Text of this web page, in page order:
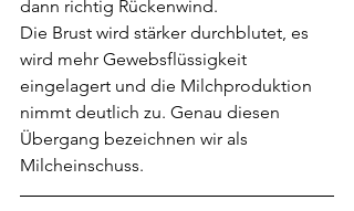
dann richtig Rückenwind.
Die Brust wird stärker durchblutet, es
wird mehr Gewebsflüssigkeit
eingelagert und die Milchproduktion
nimmt deutlich zu. Genau diesen
Übergang bezeichnen wir als
Milcheinschuss.